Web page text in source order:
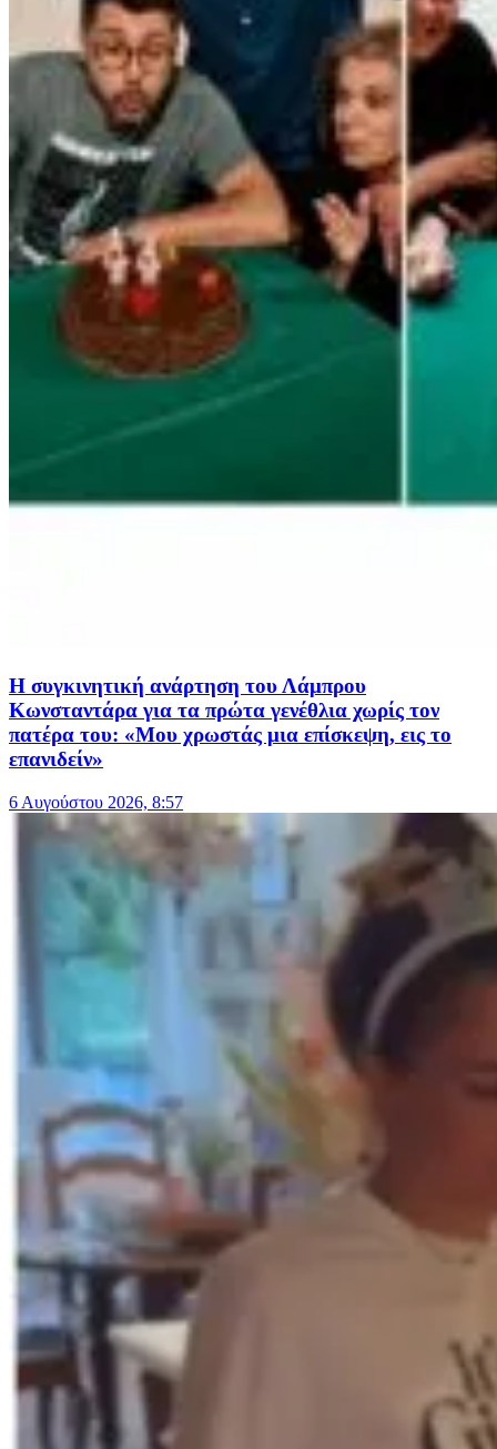
Η συγκινητική ανάρτηση του Λάμπρου
Κωνσταντάρα για τα πρώτα γενέθλια χωρίς τον
πατέρα του: «Μου χρωστάς μια επίσκεψη, εις το
επανιδείν»
6 Αυγούστου 2026, 8:57